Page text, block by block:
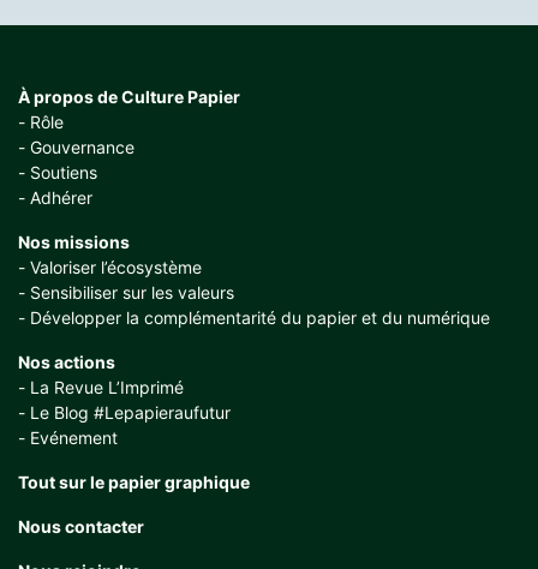
À propos de Culture Papier
Rôle
Gouvernance
Soutiens
Adhérer
Nos missions
Valoriser l’écosystème
Sensibiliser sur les valeurs
Développer la complémentarité du papier et du numérique
Nos actions
La Revue L’Imprimé
Le Blog #Lepapieraufutur
Evénement
Tout sur le papier graphique
Nous contacter